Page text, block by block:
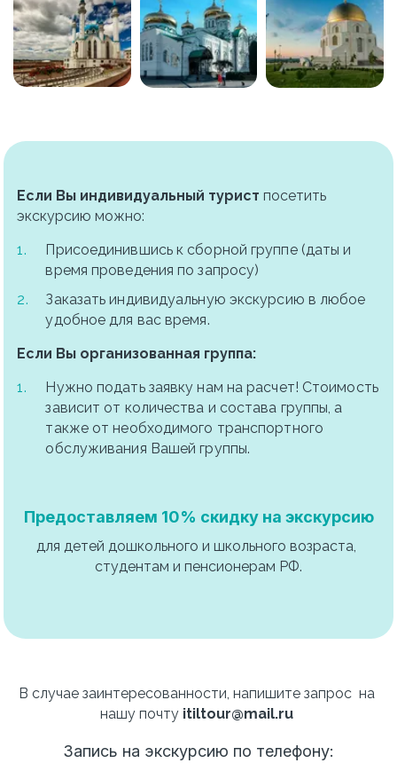
Если Вы индивидуальный турист посетить
экскурсию можно:
Присоединившись к сборной группе (даты и
время проведения по запросу)
Заказать индивидуальную экскурсию в любое
удобное для вас время.
Если Вы организованная группа:
Нужно подать заявку нам на расчет! Стоимость
зависит от количества и состава группы, а
также от необходимого транспортного
обслуживания Вашей группы.
Предоставляем 10% скидку на экскурсию
для детей дошкольного и школьного возраста,
студентам и пенсионерам РФ.
В случае заинтересованности, напишите запрос  на
нашу почту itiltour@mail.ru
Запись на экскурсию по телефону: